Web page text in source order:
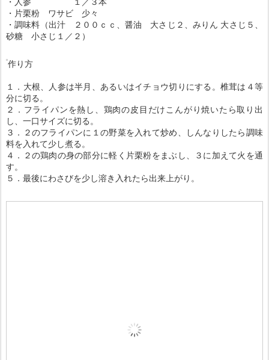
・片栗粉 ワサビ 少々
・調味料（出汁 ２００ｃｃ、醤油 大さじ２、みりん 大さじ５、
砂糖 小さじ１／２）
作り方
１．大根、人参は半月、あるいはイチョウ切りにする。椎茸は４等
分に切る。
２．フライパンを熱し、鶏肉の皮目だけこんがり焼いたら取り出
し、一口サイズに切る。
３．２のフライパンに１の野菜を入れて炒め、しんなりしたら調味
料を入れて少し煮る。
４．２の鶏肉の身の部分に軽く片栗粉をまぶし、３に加えて火を通
す。
５．最後にわさびを少し溶き入れたら出来上がり。